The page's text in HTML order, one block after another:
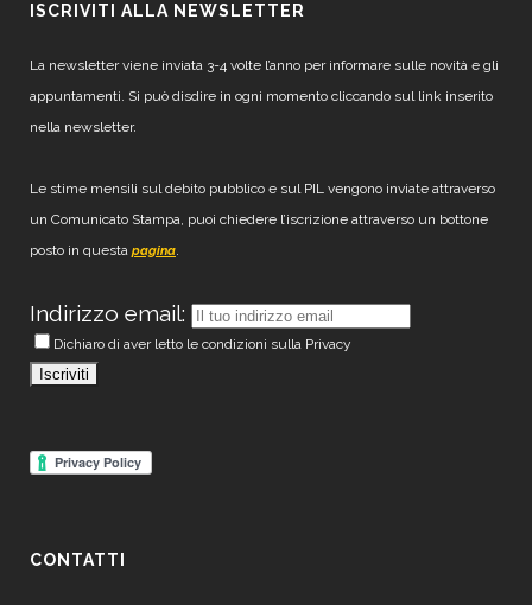
ISCRIVITI ALLA NEWSLETTER
La newsletter viene inviata 3-4 volte l’anno per informare sulle novità e gli
appuntamenti. Si può disdire in ogni momento cliccando sul link inserito
nella newsletter.
Le stime mensili sul debito pubblico e sul PIL vengono inviate attraverso
un Comunicato Stampa, puoi chiedere l’iscrizione attraverso un bottone
posto in questa pagina.
Indirizzo email:
Dichiaro di aver letto le condizioni sulla Privacy
CONTATTI